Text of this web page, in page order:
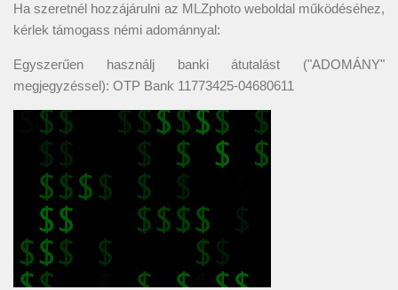
Ha szeretnél hozzájárulni az MLZphoto weboldal működéséhez,
kérlek támogass némi adománnyal:
Egyszerűen használj banki átutalást ("ADOMÁNY"
megjegyzéssel): OTP Bank 11773425-04680611